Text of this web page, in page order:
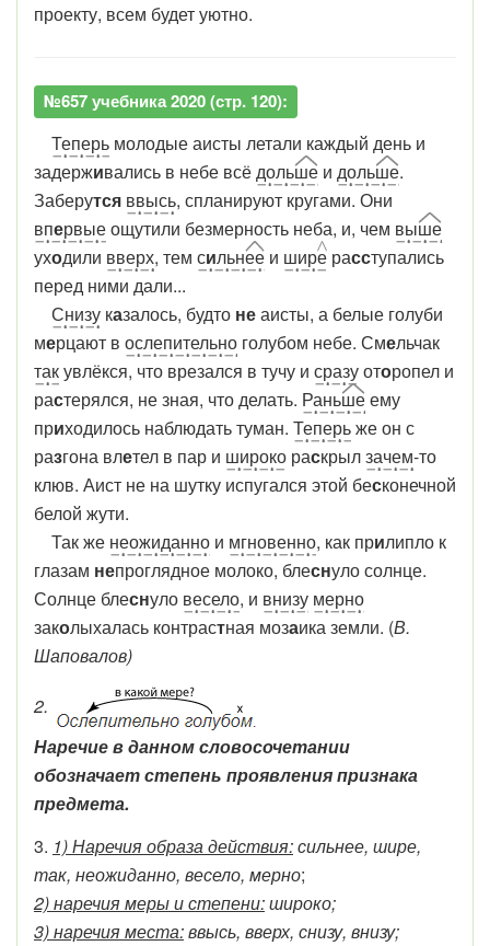
проекту, всем будет уютно.
№657 учебника 2020 (стр. 120):
Теперь молодые аисты летали каждый день и
задерживались в небе всёдольше и дольше.
Заберутся ввысь, спланируют кругами. Они
впервыеощутили безмерность неба, и, чем выше
уходили вверх, тем сильнее и шире расступались
перед ними дали...
Снизу казалось, будто неаисты, а белые голуби
мерцают в ослепительно голубом небе. Смельчак
такувлёкся, что врезался в тучу и сразуоторопел и
растерялся, не зная, что делать. Раньшеему
приходилось наблюдать туман. Теперьже он с
разгона влетел в пар и широко раскрылзачем-то
клюв. Аист не на шутку испугался этой бесконечной
белой жути.
Так же неожиданно и мгновенно, как прилипло к
глазам непроглядное молоко, блеснуло солнце.
Солнце блеснуло весело, и внизу мерно
заколыхалась контрастная мозаика земли. (В.
Шаповалов)
2.
Наречие в данном словосочетании
обозначает степень проявления признака
предмета.
3. 1) Наречия образа действия:сильнее, шире,
так, неожиданно, весело, мерно;
2) наречия меры и степени:широко;
3) наречия места:ввысь, вверх, снизу, внизу;